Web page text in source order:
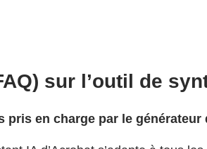
sur l’outil de
en charge par le générateur